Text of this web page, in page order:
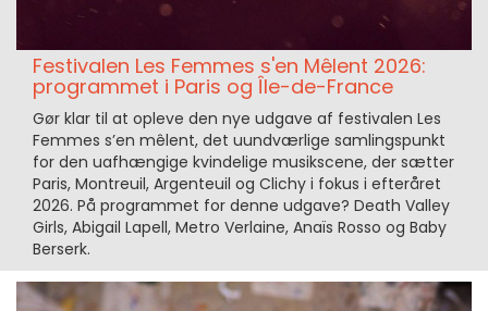
Festivalen Les Femmes s'en Mêlent 2026:
programmet i Paris og Île-de-France
Gør klar til at opleve den nye udgave af festivalen Les
Femmes s’en mêlent, det uundværlige samlingspunkt
for den uafhængige kvindelige musikscene, der sætter
Paris, Montreuil, Argenteuil og Clichy i fokus i efteråret
2026. På programmet for denne udgave? Death Valley
Girls, Abigail Lapell, Metro Verlaine, Anaïs Rosso og Baby
Berserk.